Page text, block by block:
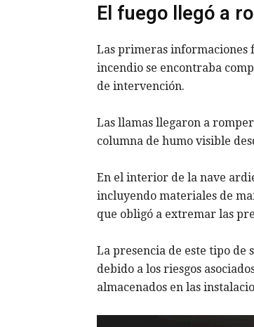
El fuego llegó a
Las primeras informaciones
incendio se encontraba
de intervención.
Las llamas llegaron a
columna de humo visible
En el interior de la nave
incluyendo materiales de
que obligó a extremar las
La presencia de este tipo
debido a los riesgos
almacenados en las